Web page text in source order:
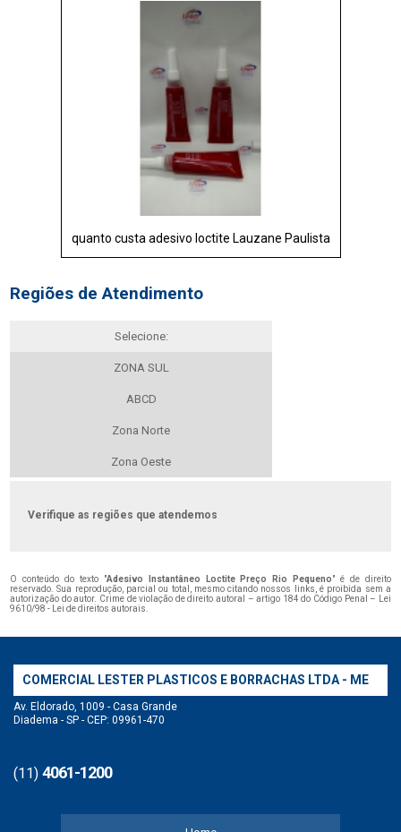
quanto custa adesivo loctite Lauzane Paulista
Regiões de Atendimento
Selecione:
ZONA SUL
ABCD
Zona Norte
Zona Oeste
Verifique as regiões que atendemos
O conteúdo do texto "Adesivo Instantâneo Loctite Preço Rio Pequeno" é de direito
reservado. Sua reprodução, parcial ou total, mesmo citando nossos links, é proibida sem a
autorização do autor. Crime de violação de direito autoral – artigo 184 do Código Penal – Lei
9610/98 - Lei de direitos autorais.
COMERCIAL LESTER PLASTICOS E BORRACHAS LTDA - ME
Av. Eldorado, 1009 - Casa Grande
Diadema - SP - CEP: 09961-470
(11) 4061-1200